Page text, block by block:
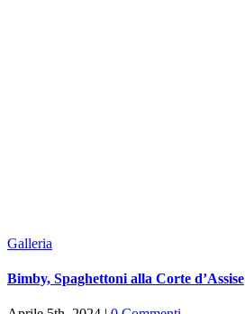
Galleria
Bimby, Spaghettoni alla Corte d’Assise